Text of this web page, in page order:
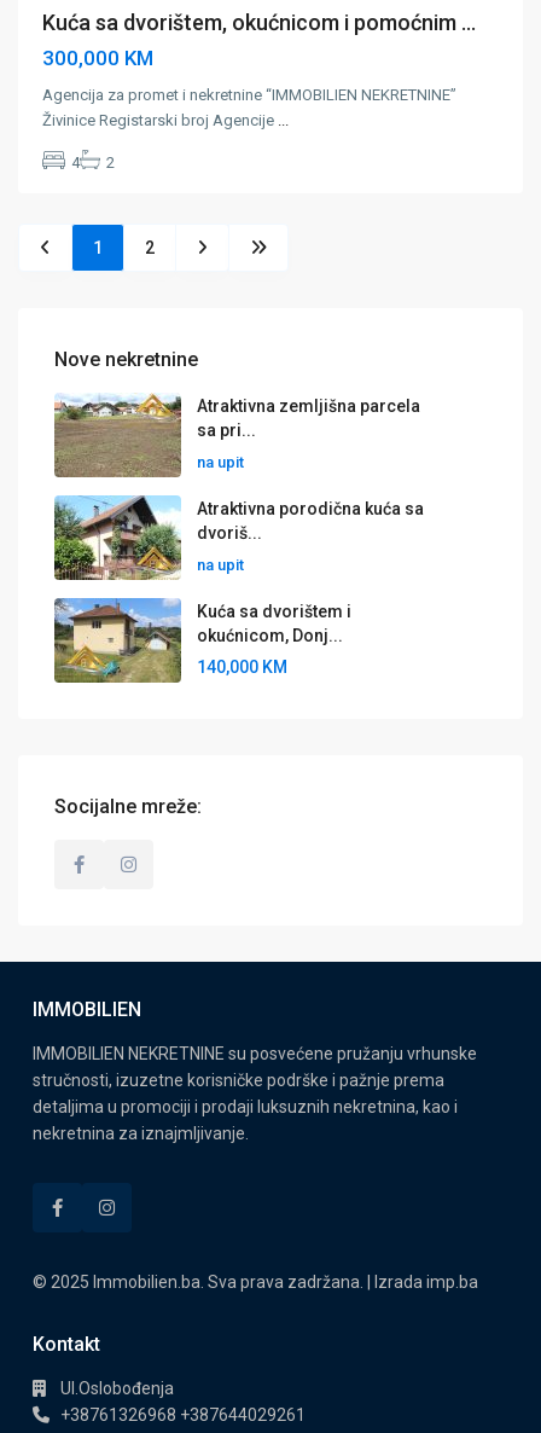
Kuća sa dvorištem, okućnicom i pomoćnim ...
300,000 KM
Agencija za promet i nekretnine “IMMOBILIEN NEKRETNINE”
Živinice Registarski broj Agencije ...
4 2
1 2
Nove nekretnine
Atraktivna zemljišna parcela
sa pri...
na upit
Atraktivna porodična kuća sa
dvoriš...
na upit
Kuća sa dvorištem i
okućnicom, Donj...
140,000 KM
Socijalne mreže:
IMMOBILIEN
IMMOBILIEN NEKRETNINE su posvećene pružanju vrhunske
stručnosti, izuzetne korisničke podrške i pažnje prema
detaljima u promociji i prodaji luksuznih nekretnina, kao i
nekretnina za iznajmljivanje.
© 2025 Immobilien.ba. Sva prava zadržana. | Izrada imp.ba
Kontakt
Ul.Oslobođenja
+38761326968 +387644029261